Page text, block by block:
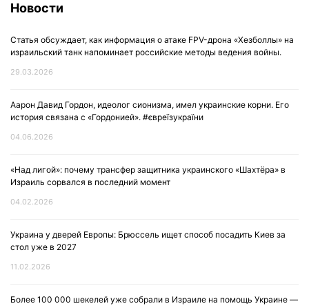
Новости
Статья обсуждает, как информация о атаке FPV-дрона «Хезболлы» на
израильский танк напоминает российские методы ведения войны.
29.03.2026
Аарон Давид Гордон, идеолог сионизма, имел украинские корни. Его
история связана с «Гордонией». #євреїзукраїни
04.06.2026
«Над лигой»: почему трансфер защитника украинского «Шахтёра» в
Израиль сорвался в последний момент
04.02.2026
Украина у дверей Европы: Брюссель ищет способ посадить Киев за
стол уже в 2027
11.02.2026
Более 100 000 шекелей уже собрали в Израиле на помощь Украине —